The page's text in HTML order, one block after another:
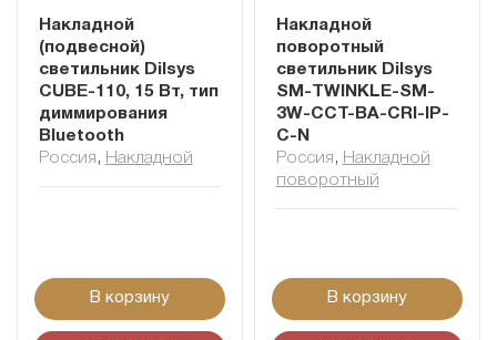
Накладной
(подвесной)
светильник Dilsys
CUBE-110, 15 Вт, тип
диммирования
Bluetooth
Россия , Накладной
В корзину
Накладной
поворотный
светильник Dilsys
SM-TWINKLE-SM-
3W-CCT-BA-CRI-IP-
C-N
Россия , Накладной
поворотный
В корзину